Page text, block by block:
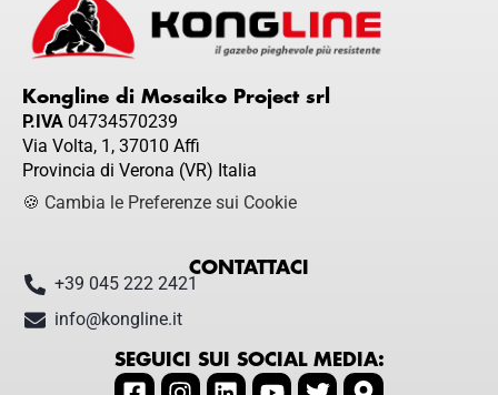
Kongline di Mosaiko Project srl
P.IVA 04734570239
Via Volta, 1, 37010 Affi
Provincia di Verona (VR) Italia
🍪 Cambia le Preferenze sui Cookie
CONTATTACI
+39 045 222 2421
info@kongline.it
SEGUICI SUI SOCIAL MEDIA: